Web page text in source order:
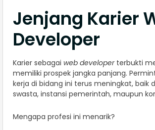
Jenjang Karier
Developer
Karier sebagai web developerterbukti
memiliki prospek jangka panjang.
kerja di bidang ini terus meningkat, baik
swasta, instansi pemerintah, maupun
Mengapa profesi ini menarik?